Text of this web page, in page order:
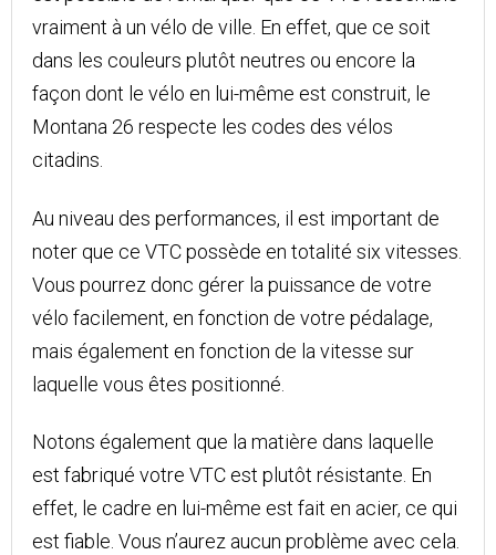
vraiment à un vélo de ville. En effet, que ce soit
dans les couleurs plutôt neutres ou encore la
façon dont le vélo en lui-même est construit, le
Montana 26 respecte les codes des vélos
citadins.
Au niveau des performances, il est important de
noter que ce VTC possède en totalité six vitesses.
Vous pourrez donc gérer la puissance de votre
vélo facilement, en fonction de votre pédalage,
mais également en fonction de la vitesse sur
laquelle vous êtes positionné.
Notons également que la matière dans laquelle
est fabriqué votre VTC est plutôt résistante. En
effet, le cadre en lui-même est fait en acier, ce qui
est fiable. Vous n’aurez aucun problème avec cela.